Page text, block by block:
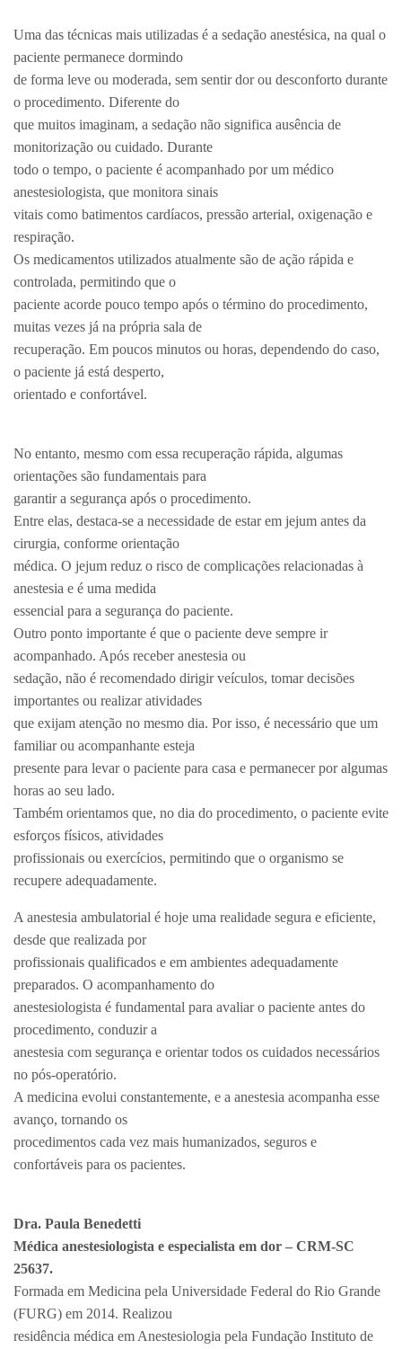
Uma das técnicas mais utilizadas é a sedação anestésica, na qual o
paciente permanece dormindo
de forma leve ou moderada, sem sentir dor ou desconforto durante
o procedimento. Diferente do
que muitos imaginam, a sedação não significa ausência de
monitorização ou cuidado. Durante
todo o tempo, o paciente é acompanhado por um médico
anestesiologista, que monitora sinais
vitais como batimentos cardíacos, pressão arterial, oxigenação e
respiração.
Os medicamentos utilizados atualmente são de ação rápida e
controlada, permitindo que o
paciente acorde pouco tempo após o término do procedimento,
muitas vezes já na própria sala de
recuperação. Em poucos minutos ou horas, dependendo do caso,
o paciente já está desperto,
orientado e confortável.
No entanto, mesmo com essa recuperação rápida, algumas
orientações são fundamentais para
garantir a segurança após o procedimento.
Entre elas, destaca-se a necessidade de estar em jejum antes da
cirurgia, conforme orientação
médica. O jejum reduz o risco de complicações relacionadas à
anestesia e é uma medida
essencial para a segurança do paciente.
Outro ponto importante é que o paciente deve sempre ir
acompanhado. Após receber anestesia ou
sedação, não é recomendado dirigir veículos, tomar decisões
importantes ou realizar atividades
que exijam atenção no mesmo dia. Por isso, é necessário que um
familiar ou acompanhante esteja
presente para levar o paciente para casa e permanecer por algumas
horas ao seu lado.
Também orientamos que, no dia do procedimento, o paciente evite
esforços físicos, atividades
profissionais ou exercícios, permitindo que o organismo se
recupere adequadamente.
A anestesia ambulatorial é hoje uma realidade segura e eficiente,
desde que realizada por
profissionais qualificados e em ambientes adequadamente
preparados. O acompanhamento do
anestesiologista é fundamental para avaliar o paciente antes do
procedimento, conduzir a
anestesia com segurança e orientar todos os cuidados necessários
no pós-operatório.
A medicina evolui constantemente, e a anestesia acompanha esse
avanço, tornando os
procedimentos cada vez mais humanizados, seguros e
confortáveis para os pacientes.
Dra. Paula Benedetti
Médica anestesiologista e especialista em dor – CRM-SC
25637.
Formada em Medicina pela Universidade Federal do Rio Grande
(FURG) em 2014. Realizou
residência médica em Anestesiologia pela Fundação Instituto de